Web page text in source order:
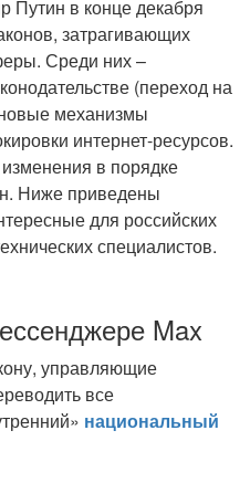
Путин в конце декабря
затрагивающих
Среди них –
(переход на
механизмы
интернет-ресурсов.
в порядке
Ниже приведены
для российских
специалистов.
Max
управляющие
все
национальный